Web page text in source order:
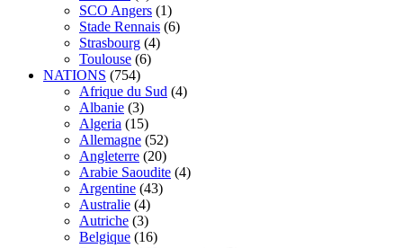
SCO Angers (1)
Stade Rennais (6)
Strasbourg (4)
Toulouse (6)
NATIONS (754)
Afrique du Sud (4)
Albanie (3)
Algeria (15)
Allemagne (52)
Angleterre (20)
Arabie Saoudite (4)
Argentine (43)
Australie (4)
Autriche (3)
Belgique (16)